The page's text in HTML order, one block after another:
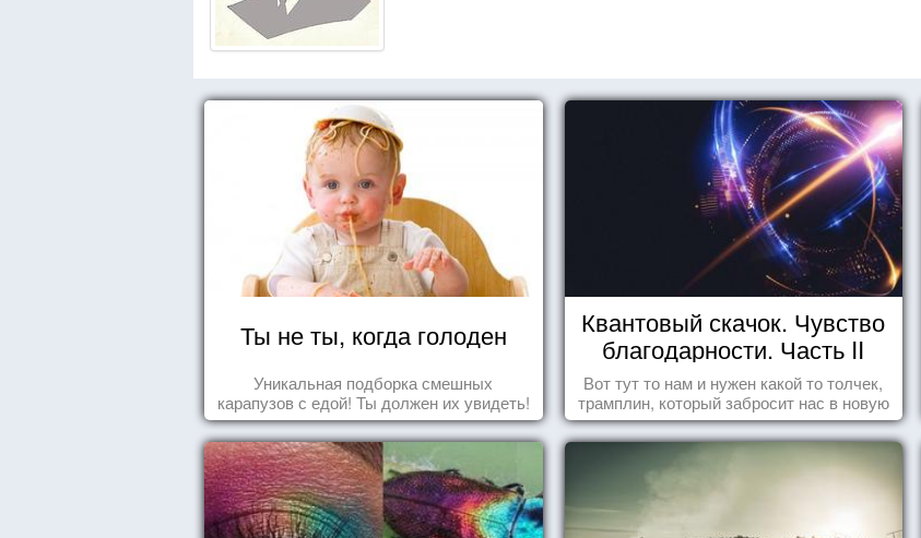
Ты не ты, когда голоден
Уникальная подборка смешных
карапузов с едой! Ты должен их увидеть!
Квантовый скачок. Чувство
благодарности. Часть II
Вот тут то нам и нужен какой то толчек,
трамплин, который забросит нас в новую
реальность. БЛАГОДАРНОСТЬ.